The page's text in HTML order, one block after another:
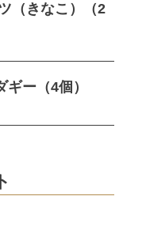
（きなこ）（2
ギー（4個）